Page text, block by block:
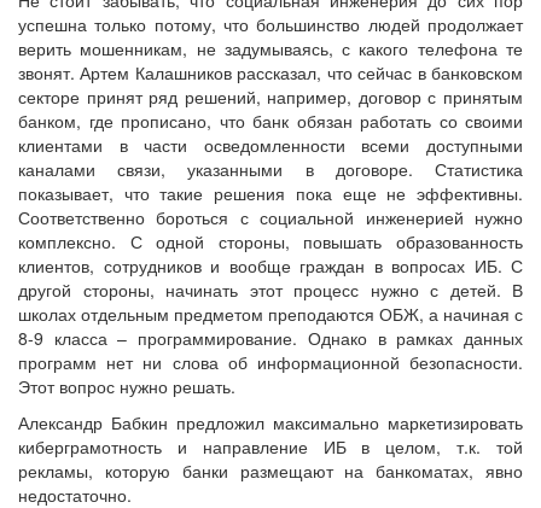
успешна только потому, что большинство людей продолжает
верить мошенникам, не задумываясь, с какого телефона те
звонят. Артем Калашников рассказал, что сейчас в банковском
секторе принят ряд решений, например, договор с принятым
банком, где прописано, что банк обязан работать со своими
клиентами в части осведомленности всеми доступными
каналами связи, указанными в договоре. Статистика
показывает, что такие решения пока еще не эффективны.
Соответственно бороться с социальной инженерией нужно
комплексно. С одной стороны, повышать образованность
клиентов, сотрудников и вообще граждан в вопросах ИБ. С
другой стороны, начинать этот процесс нужно с детей. В
школах отдельным предметом преподаются ОБЖ, а начиная с
8-9 класса – программирование. Однако в рамках данных
программ нет ни слова об информационной безопасности.
Этот вопрос нужно решать.
Александр Бабкин предложил максимально маркетизировать
киберграмотность и направление ИБ в целом, т.к. той
рекламы, которую банки размещают на банкоматах, явно
недостаточно.